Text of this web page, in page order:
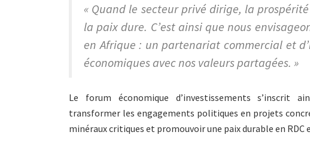
« Quand le secteur privé dirige, la
la paix dure. C’est ainsi que nous
en Afrique : un partenariat commercial et
économiques avec nos valeurs partagées. »
Le forum économique d’investissements s’inscrit
transformer les engagements politiques en projets
minéraux critiques et promouvoir une paix durable en RDC